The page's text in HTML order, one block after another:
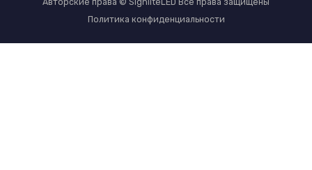
Политика конфиденциальности